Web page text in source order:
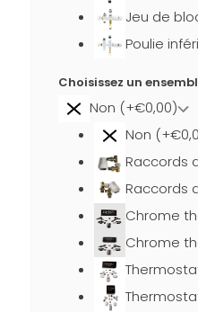
Jeu de
Poulie
Choisissez un
Non (+€0,00)
Non
Raccords
Raccords
Chrome
Chrome